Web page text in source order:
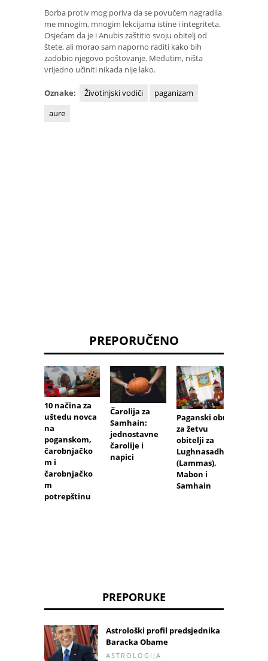
Borba protiv mog poriva da se povučem nagradila
me mnogim, mnogim lekcijama istine i integriteta.
Osjećam da je i Anubis zaštitio svoju obitelj od
štete, ali morao sam naporno raditi kako bih
zadobio njegovo poštovanje. Međutim, ništa
vrijedno učiniti nikada nije lako.
Oznake: Životinjski vodiči
paganizam
aure
PREPORUČENO
10 načina za
uštedu novca
na
poganskom,
čarobnjačko
m i
čarobnjačko
m
potrepštinu
Čarolija za
Samhain:
jednostavne
čarolije i
napici
Paganski obrt
za žetvu
obitelji za
Lughnasadh
(Lammas),
Mabon i
Samhain
PREPORUKE
Astrološki profil predsjednika
Baracka Obame
ASTROLOGIJA